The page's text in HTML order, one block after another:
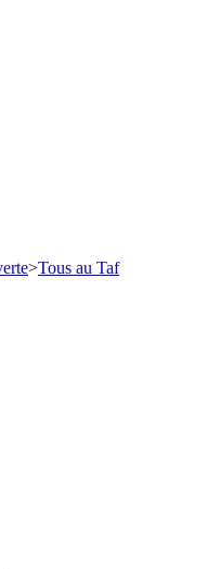
>Tous au Taf